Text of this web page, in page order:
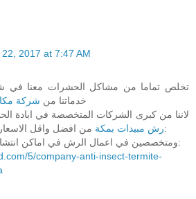
22, 2017 at 7:47 AM
تخلص تماما من مشاكل الحشرات معنا في
خدماتنا من شركة
لاننا من كبرى الشركات المتخصصة في ابادة
رش مبيدات بمكةمن افضل واقل الاسعار موقعنا الالكتروني:
ومتخصصين في اعمال الرش في اماكن انتشار الحشرات موقعنا:
5/company-anti-insect-termite-